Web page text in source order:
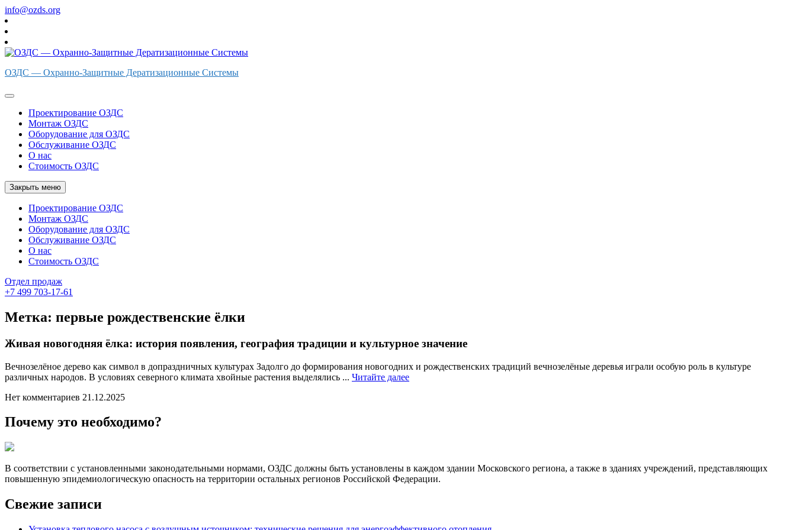
Перейти
к
содержимому
info@ozds.org
ОЗДС — Охранно-Защитные Дератизационные Системы
Проектирование ОЗДС
Монтаж ОЗДС
Оборудование для ОЗДС
Обслуживание ОЗДС
О нас
Стоимость ОЗДС
Закрыть меню
Проектирование ОЗДС
Монтаж ОЗДС
Оборудование для ОЗДС
Обслуживание ОЗДС
О нас
Стоимость ОЗДС
Отдел продаж
+7 499 703-17-61
Метка: первые рождественские ёлки
Живая новогодняя ёлка: история появления, география традиции и культурное значение
Вечнозелёное дерево как символ в допраздничных культурах Задолго до формирования новогодних и рождественских традиций вечнозелёные деревья играли особую роль в культуре
различных народов. В условиях северного климата хвойные растения выделялись ... Читайте далееЧитайте
Нет комментариев 21.12.2025
Почему это необходимо?
В соответствии с установленными законодательными нормами, ОЗДС должны быть установлены в каждом здании Московского региона, а также в зданиях учреждений, представляющих
повышенную эпидемиологическую опасность на территории остальных регионов Российской Федерации.
Свежие записи